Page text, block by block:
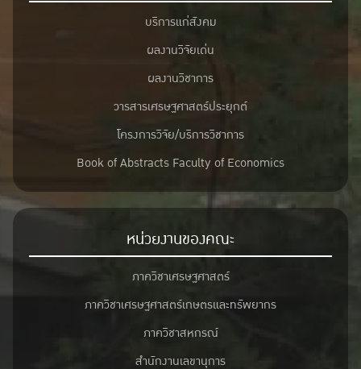
บริการแก่สังคม
ผลงานวิจัยเด่น
ผลงานวิชาการ
วารสารเศรษฐศาสตร์ประยุกต์
โครงการวิจัย/บริการวิชาการ
Book of Abstracts Faculty of Economics
หน่วยงานของคณะ
ภาควิชาเศรษฐศาสตร์
ภาควิชาเศรษฐศาสตร์เกษตรและทรัพยากร
ภาควิชาสหกรณ์
สำนักงานเลขานุการ